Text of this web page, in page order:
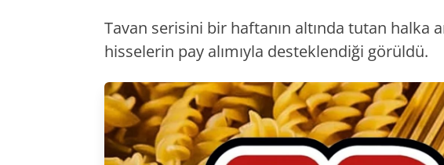
Tavan serisini bir haftanın altında tutan halka
hisselerin pay alımıyla desteklendiği görüldü.